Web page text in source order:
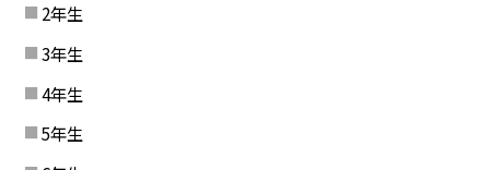
2年生
3年生
4年生
5年生